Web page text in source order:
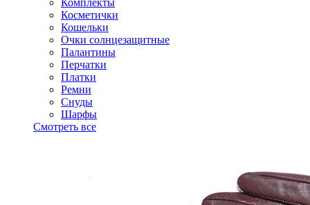
Комплекты
Косметички
Кошельки
Очки солнцезащитные
Палантины
Перчатки
Платки
Ремни
Снуды
Шарфы
Смотреть все